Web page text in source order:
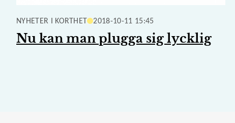
NYHETER I KORTHET 2018-10-11 15:45
Nu kan man plugga sig lycklig